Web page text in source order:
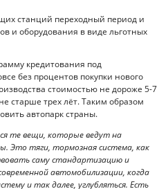
станций переходный период и
и оборудования в виде льготных
кредитования под
без процентов покупки нового
стоимостью не дороже 5-7
старше трех лёт. Таким образом
автопарк страны.
те вещи, которые ведут на
Это тяги, тормозная система, как
саму стандартизацию и
автомобилизации, когда
и так далее, углубляться. Есть